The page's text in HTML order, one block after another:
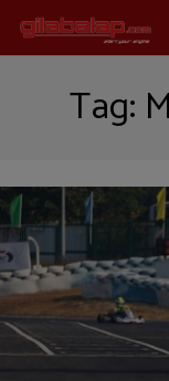
Balap Motor
About Us
Tag: